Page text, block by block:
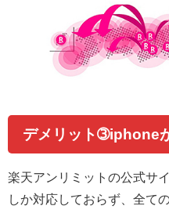
デメリット➂iphone
楽天アンリミットの公式サ
しか対応しておらず、全て